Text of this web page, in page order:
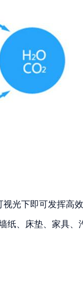
光下即可发挥高
纸、床垫、家具、